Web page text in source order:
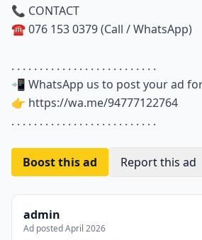
📞 CONTACT
☎️ 076 153 0379 (Call / WhatsApp)
. . . . . . . . . . . . . . . . . . . . . . . . . .
📲 WhatsApp us to post your ad for
👉 https://wa.me/94777122764
. . . . . . . . . . . . . . . . . . . . . . . . . .
Boost this ad Report this ad
admin
Ad posted April 2026